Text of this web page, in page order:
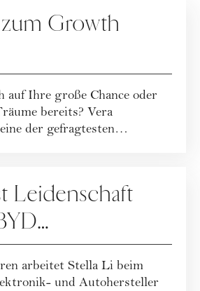
Growth
auf Ihre große Chance oder
bereits? Vera
der gefragtesten
Leidenschaft
Stella Li
arbeitet Stella Li beim
und Autohersteller